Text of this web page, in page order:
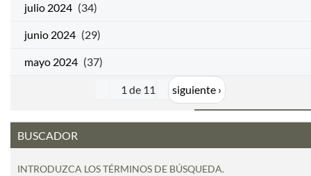
julio 2024 (34)
junio 2024 (29)
mayo 2024 (37)
1 de 11 siguiente ›
BUSCADOR
INTRODUZCA LOS TÉRMINOS DE BÚSQUEDA.